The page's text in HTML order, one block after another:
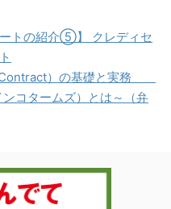
ートの紹介⑤】 クレディセ
Contract）の基礎と実務
コタームズ）とは～（弁